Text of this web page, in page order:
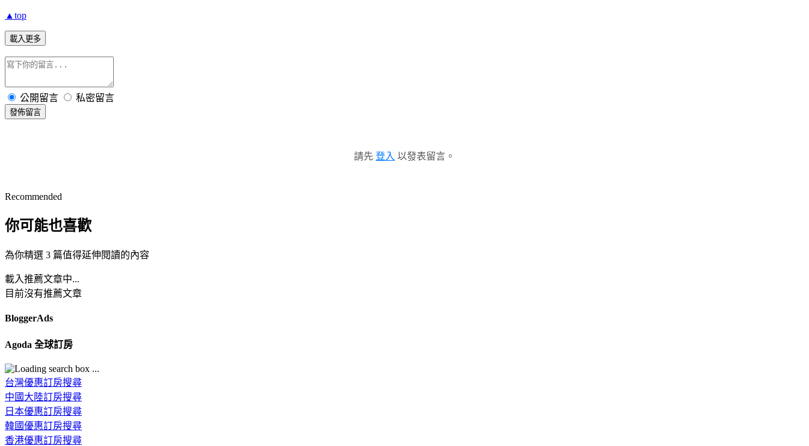
▲top
載入更多
公開留言 私密留言
發佈留言
請先 登入 以發表留言。
Recommended
你可能也喜歡
為你精選 3 篇值得延伸閱讀的內容
載入推薦文章中...
目前沒有推薦文章
BloggerAds
Agoda 全球訂房
台灣優惠訂房搜尋
中國大陸訂房搜尋
日本優惠訂房搜尋
韓國優惠訂房搜尋
香港優惠訂房搜尋